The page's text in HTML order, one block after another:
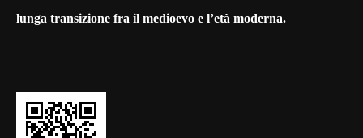
lunga transizione fra il medioevo e l’età moderna.